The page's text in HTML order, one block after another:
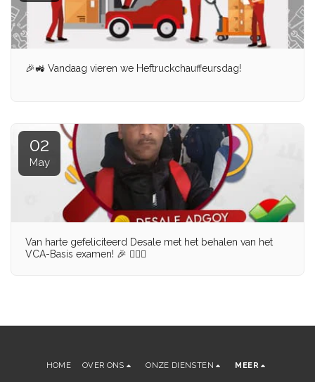
🎉🚜 Vandaag vieren we Heftruckchauffeursdag!
02
May
Van harte gefeliciteerd Desale met het behalen van het
VCA-Basis examen! 🎉 👷🏽‍♂️
HOME OVER ONS ONZE DIENSTEN MEER